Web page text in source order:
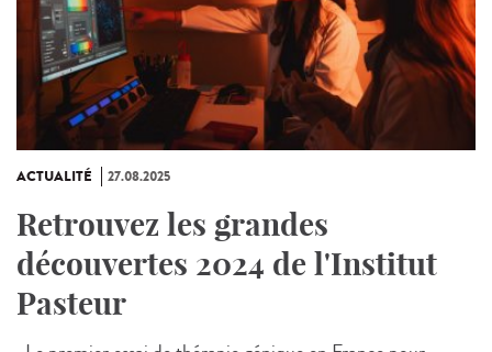
ACTUALITÉ 27.08.2025
Retrouvez les grandes
découvertes 2024 de l'Institut
Pasteur